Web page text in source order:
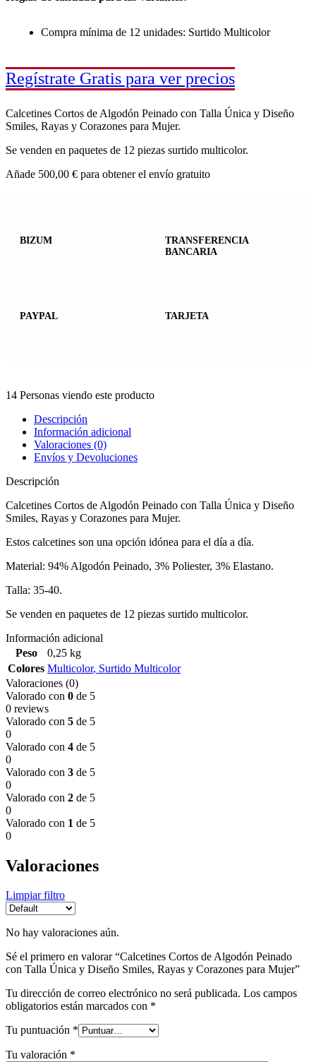
Compra mínima de 12 unidades: Surtido Multicolor
Regístrate Gratis para ver precios
Calcetines Cortos de Algodón Peinado con Talla Única y Diseño
Smiles, Rayas y Corazones para Mujer.
Se venden en paquetes de 12 piezas surtido multicolor.
Añade 500,00 € para obtener el envío gratuito
BIZUM
TRANSFERENCIA
BANCARIA
PAYPAL TARJETA
14 Personas viendo este producto
Descripción
Información adicional
Valoraciones (0)
Envíos y Devoluciones
Descripción
Calcetines Cortos de Algodón Peinado con Talla Única y Diseño
Smiles, Rayas y Corazones para Mujer.
Estos calcetines son una opción idónea para el día a día.
Material: 94% Algodón Peinado, 3% Poliester, 3% Elastano.
Talla: 35-40.
Se venden en paquetes de 12 piezas surtido multicolor.
Información adicional
Peso
0,25 kg
Colores Multicolor, Surtido Multicolor
Valoraciones (0)
Valorado con 0 de 5
0 reviews
Valorado con 5 de 5
0
Valorado con 4 de 5
0
Valorado con 3 de 5
0
Valorado con 2 de 5
0
Valorado con 1 de 5
0
Valoraciones
Limpiar filtro
No hay valoraciones aún.
Sé el primero en valorar “Calcetines Cortos de Algodón Peinado
con Talla Única y Diseño Smiles, Rayas y Corazones para Mujer”
Tu dirección de correo electrónico no será publicada. Los campos
obligatorios están marcados con *
Tu puntuación *
Tu valoración *